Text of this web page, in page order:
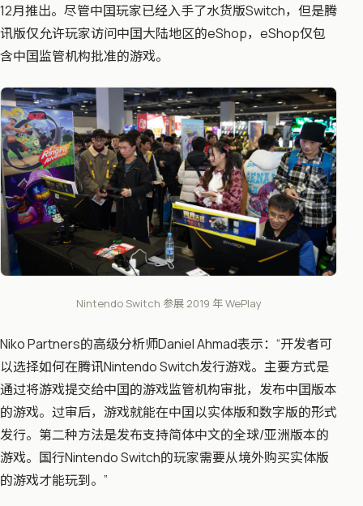
12月推出。尽管中囯玩家已经入手了水货版Switch，但是腾
讯版仅允许玩家访问中囯大陆地区的eShop，eShop仅包
含中囯监管机构批准的游戏。
Nintendo Switch 参展 2019 年 WePlay
Niko Partners的高级分析师Daniel Ahmad表示：“开发者可
以选择如何在腾讯Nintendo Switch发行游戏。主要方式是
通过将游戏提交给中囯的游戏监管机构审批，发布中囯版本
的游戏。过审后，游戏就能在中囯以实体版和数字版的形式
发行。第二种方法是发布支持简体中文的全球/亚洲版本的
游戏。国行Nintendo Switch的玩家需要从境外购买实体版
的游戏才能玩到。”